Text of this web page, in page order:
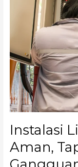
Instalasi
Aman,
Gangguan?
Penyebabnya